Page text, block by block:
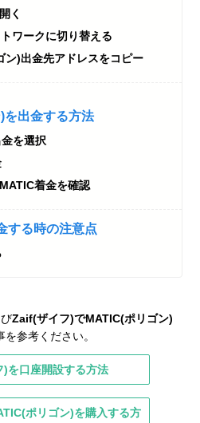
く
ワークに切り替える
ン)出金先アドレスをコピー
を出金する方法
を選択
着金を確認
する時の注意点
Zaif(ザイフ)でMATIC(ポリゴン)
を参考ください。
を口座開設する方法
ポリゴン)を購入する方